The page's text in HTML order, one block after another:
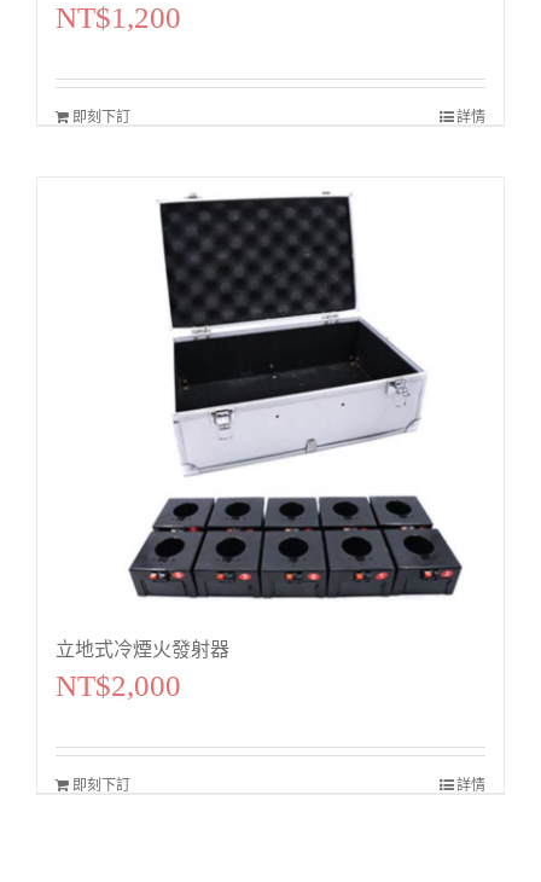
NT$1,200
即刻下訂 詳情
立地式冷煙火發射器
NT$2,000
即刻下訂 詳情